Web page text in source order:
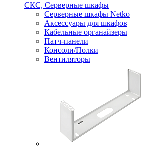
СКС, Серверные шкафы
Серверные шкафы Netko
Аксессуары для шкафов
Кабельные органайзеры
Патч-панели
Консоли/Полки
Вентиляторы